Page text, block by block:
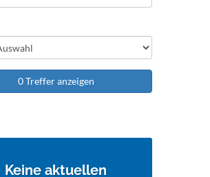
0 Treffer anzeigen
Keine aktuellen